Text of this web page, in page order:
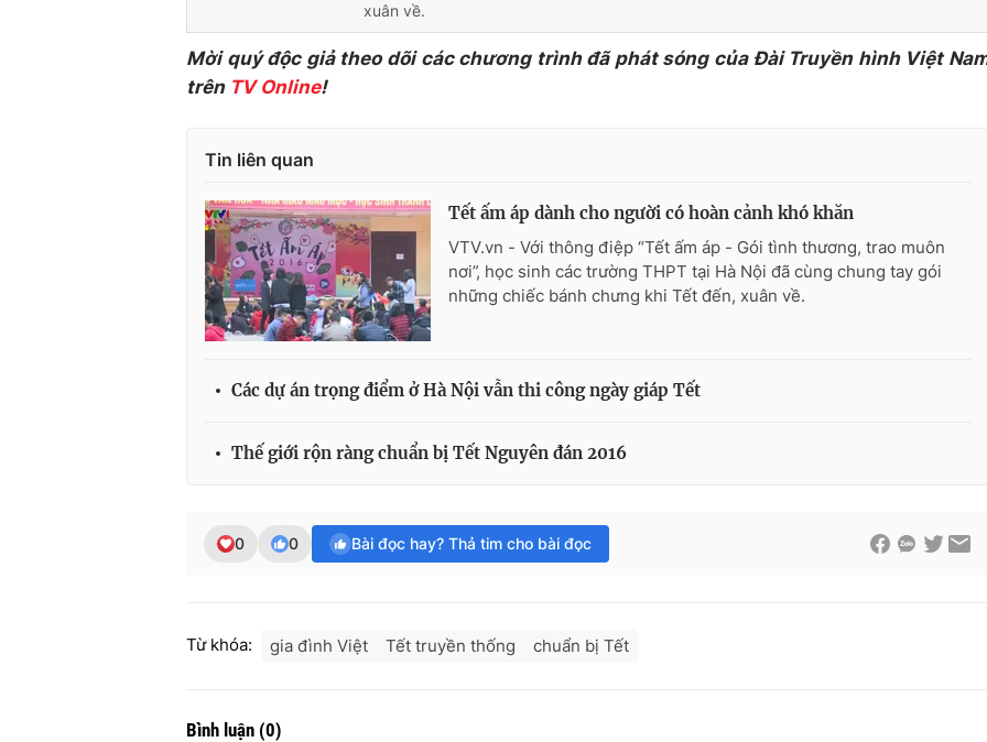
xuân về.
Mời quý độc giả theo dõi các chương trình đã phát sóng của Đài Truyền hình Việt
trên TV Online!
Tin liên quan
Tết ấm áp dành cho người có hoàn cảnh khó khăn
VTV.vn - Với thông điệp “Tết ấm áp - Gói tình thương, trao muôn
nơi”, học sinh các trường THPT tại Hà Nội đã cùng chung tay gói
những chiếc bánh chưng khi Tết đến, xuân về.
Các dự án trọng điểm ở Hà Nội vẫn thi công ngày giáp Tết
Thế giới rộn ràng chuẩn bị Tết Nguyên đán 2016
0 0 Bài đọc hay? Thả tim cho bài đọc
Từ khóa: gia đình Việt Tết truyền thống chuẩn bị Tết
Bình luận (0)